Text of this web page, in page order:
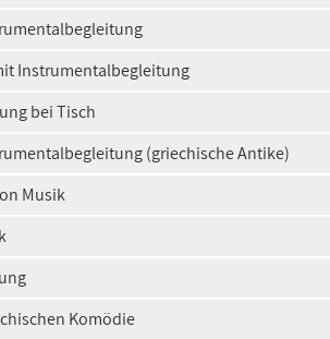
Instrumentalbegleitung
bei Tisch
(griechische Antike)
Musik
Komödie